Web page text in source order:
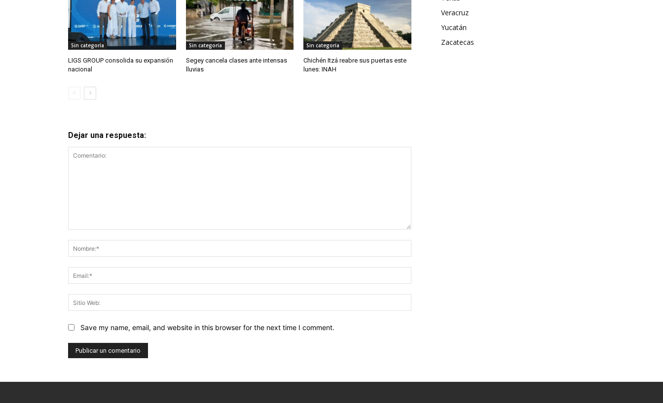
Sin categoría
LIGS GROUP consolida su expansión
nacional
Sin categoría
Segey cancela clases ante intensas
lluvias
Sin categoría
Chichén Itzá reabre sus puertas este
lunes: INAH
Dejar una respuesta:
Web:
Save my name, email, and website in this browser for the next time I comment.
Veracruz
Yucatán
Zacatecas